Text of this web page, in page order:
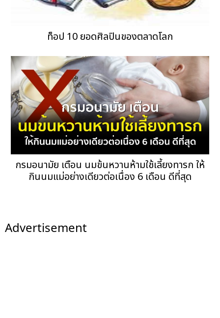
ท็อป 10 ยอดศิลปินของตลาดโลก
กรมอนามัย เตือน นมข้นหวานห้ามใช้เลี้ยงทารก ให้
กินนมแม่อย่างเดียวต่อเนื่อง 6 เดือน ดีที่สุด
Advertisement